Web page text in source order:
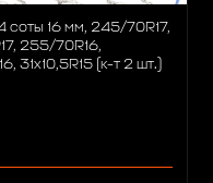
соты 16 мм, 245/70R17,
255/70R16,
(к-т 2 шт.)